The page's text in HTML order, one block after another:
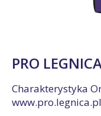
PRO
Charakterystyka
www.pro.legnica.pl